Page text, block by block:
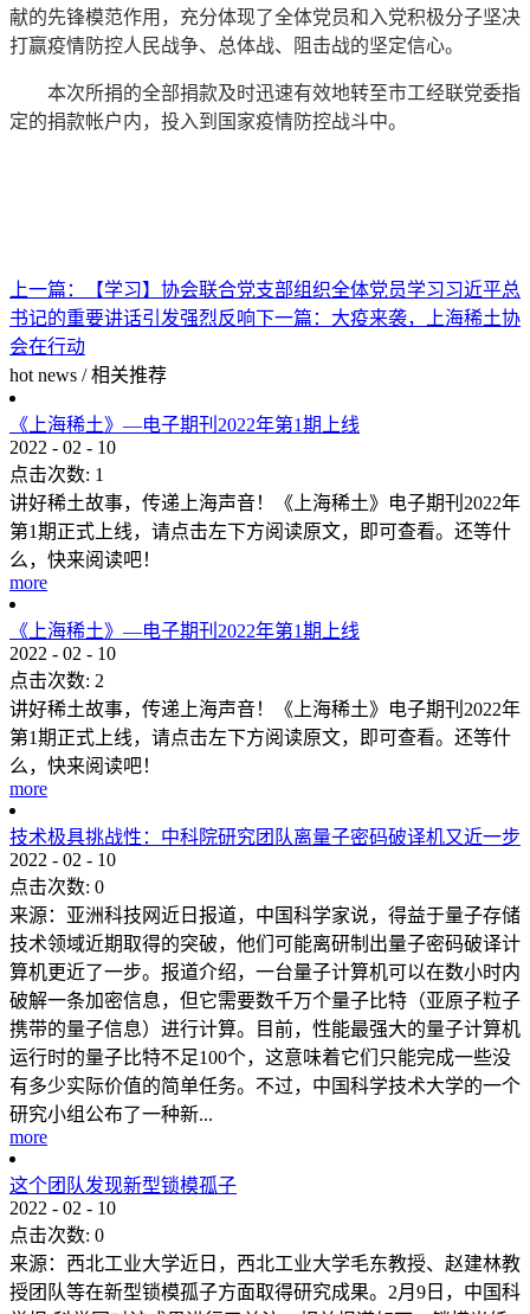
献的先锋模范作用，充分体现了全体党员和入党积极分子坚决
打赢疫情防控人民战争、总体战、阻击战的坚定信心。
本次所捐的全部捐款及时迅速有效地转至市工经联党委指
定的捐款帐户内，投入到国家疫情防控战斗中。
上一篇：
【学习】协会联合党支部组织全体党员学习习近平总
书记的重要讲话引发强烈反响下一篇： 大疫来袭，上海稀土协
会在行动
hot news / 相关推荐
《上海稀土》—电子期刊2022年第1期上线
2022 - 02 - 10
点击次数: 1
讲好稀土故事，传递上海声音！《上海稀土》电子期刊2022年
第1期正式上线，请点击左下方阅读原文，即可查看。还等什
么，快来阅读吧！
more
《上海稀土》—电子期刊2022年第1期上线
2022 - 02 - 10
点击次数: 2
讲好稀土故事，传递上海声音！《上海稀土》电子期刊2022年
第1期正式上线，请点击左下方阅读原文，即可查看。还等什
么，快来阅读吧！
more
技术极具挑战性：中科院研究团队离量子密码破译机又近一步
2022 - 02 - 10
点击次数: 0
来源：亚洲科技网近日报道，中国科学家说，得益于量子存储
技术领域近期取得的突破，他们可能离研制出量子密码破译计
算机更近了一步。报道介绍，一台量子计算机可以在数小时内
破解一条加密信息，但它需要数千万个量子比特（亚原子粒子
携带的量子信息）进行计算。目前，性能最强大的量子计算机
运行时的量子比特不足100个，这意味着它们只能完成一些没
有多少实际价值的简单任务。不过，中国科学技术大学的一个
研究小组公布了一种新...
more
这个团队发现新型锁模孤子
2022 - 02 - 10
点击次数: 0
来源：西北工业大学近日，西北工业大学毛东教授、赵建林教
授团队等在新型锁模孤子方面取得研究成果。2月9日，中国科